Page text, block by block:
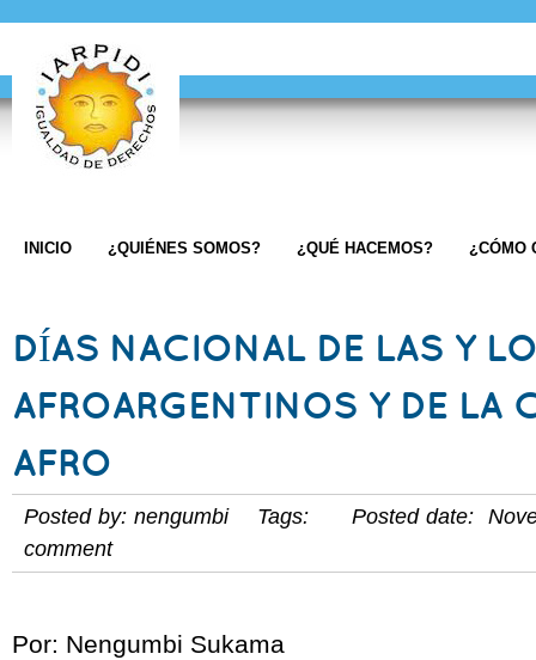
INICIO ¿QUIÉNES SOMOS? ¿QUÉ HACEMOS? ¿CÓMO
DÍAS NACIONAL DE LAS Y
AFROARGENTINOS Y DE LA
AFRO
Posted by: nengumbi Tags: Posted date:
comment
Por: Nengumbi Sukama